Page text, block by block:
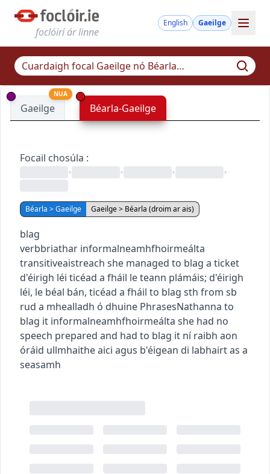
foclóirí ár linne
English Gaeilge
Gaeilge
NUA
Béarla-Gaeilge
Focail chosúla :
•
• • •
Béarla > Gaeilge Gaeilge > Béarla (droim ar ais)
blag
verbbriathar informalneamhfhoirmeálta
transitiveaistreach she managed to blag a ticket
d'éirigh léi ticéad a fháil le teann plámáis; d'éirigh
léi, le béal bán, ticéad a fháil to blag sth from sb
rud a mhealladh ó dhuine PhrasesNathanna to
blag it informalneamhfhoirmeálta she had no
speech prepared and had to blag it ní raibh aon
óráid ullmhaithe aici agus b'éigean di labhairt as a
seasamh